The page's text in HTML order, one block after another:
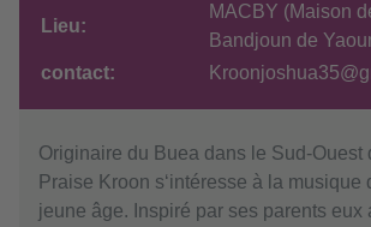
Lieu:
MACBY (Maison
Bandjoun de
contact:
Originaire du Buea dans le Sud-Ouest
Praise Kroon s‘intéresse à la musique
jeune âge. Inspiré par ses parents eux